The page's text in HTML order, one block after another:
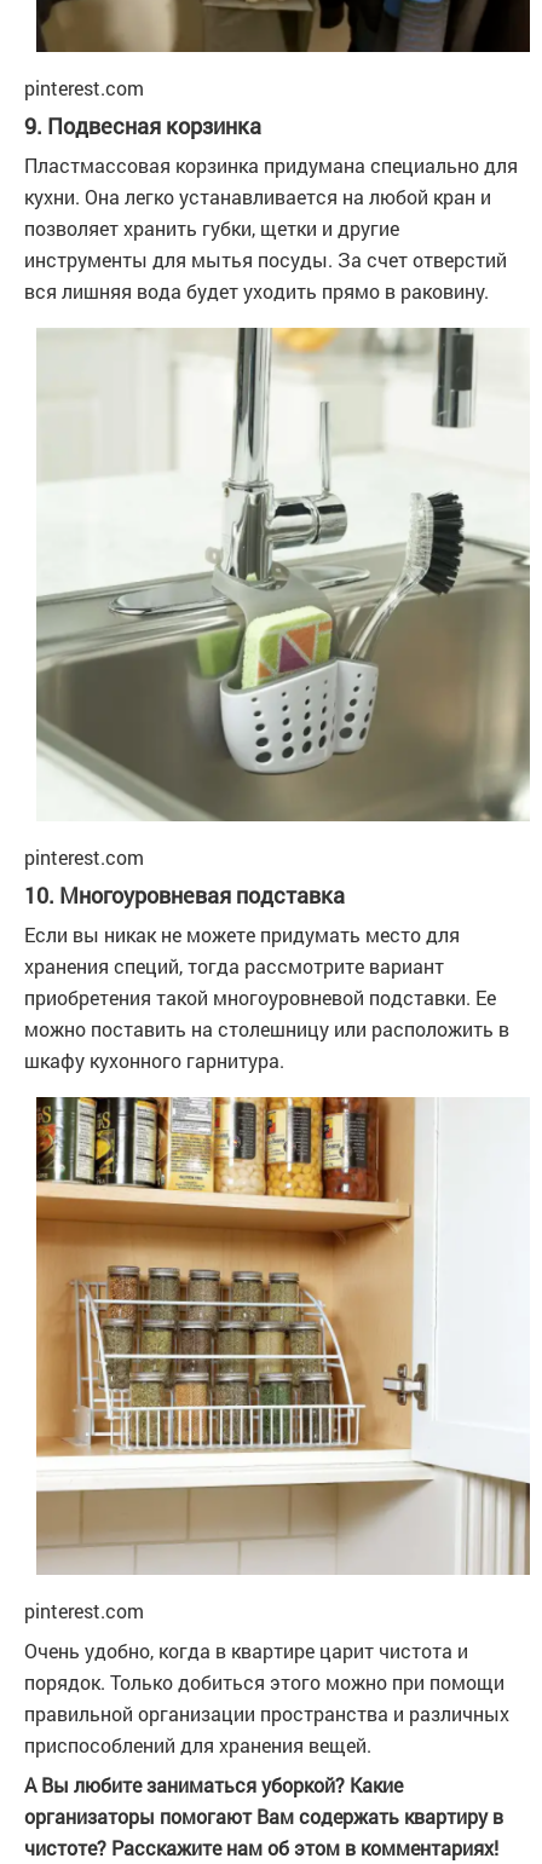
pinterest.com
9. Подвесная корзинка
Пластмассовая корзинка придумана специально для
кухни. Она легко устанавливается на любой кран и
позволяет хранить губки, щетки и другие
инструменты для мытья посуды. За счет отверстий
вся лишняя вода будет уходить прямо в раковину.
pinterest.com
10. Многоуровневая подставка
Если вы никак не можете придумать место для
хранения специй, тогда рассмотрите вариант
приобретения такой многоуровневой подставки. Ее
можно поставить на столешницу или расположить в
шкафу кухонного гарнитура.
pinterest.com
Очень удобно, когда в квартире царит чистота и
порядок. Только добиться этого можно при помощи
правильной организации пространства и различных
приспособлений для хранения вещей.
А Вы любите заниматься уборкой? Какие
организаторы помогают Вам содержать квартиру в
чистоте? Расскажите нам об этом в комментариях!